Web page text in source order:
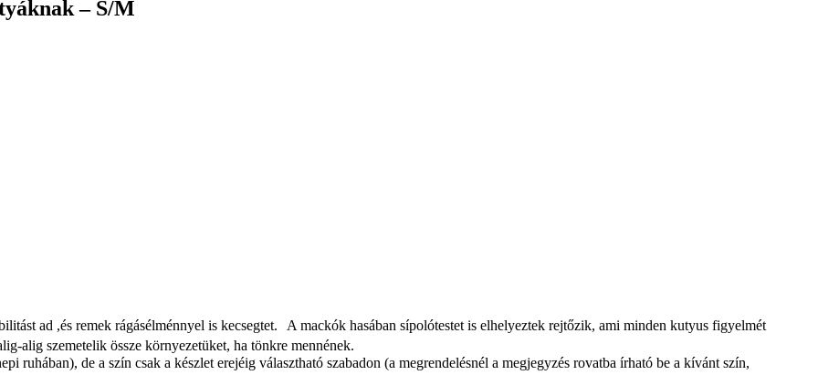
– S/M
ad ,és remek rágásélménnyel is kecsegtet. A mackók hasában sípolótestet is elhelyeztek rejtőzik, ami minden kutyus figyelmét
alig szemetelik össze környezetüket, ha tönkre mennének.
ruhában), de a szín csak a készlet erejéig választható szabadon (a megrendelésnél a megjegyzés rovatba írható be a kívánt szín,